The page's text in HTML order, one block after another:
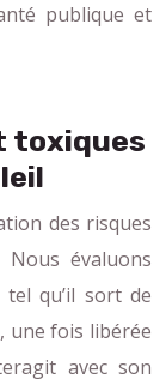
publique et
toxiques
des risques
Nous évaluons
qu’il sort de
une fois libérée
avec son